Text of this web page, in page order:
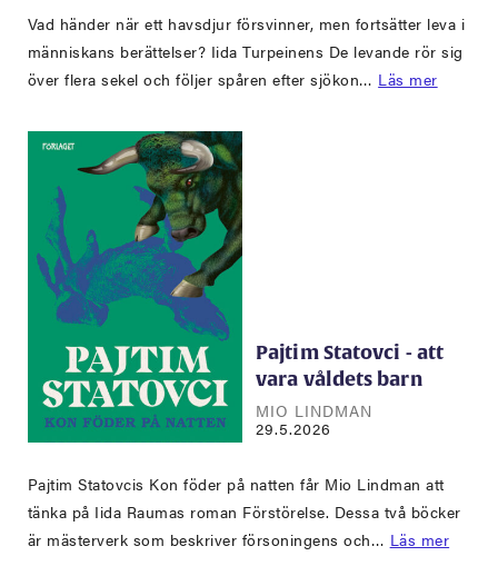
Vad händer när ett havsdjur försvinner, men fortsätter leva i
människans berättelser? Iida Turpeinens De levande rör sig
över flera sekel och följer spåren efter sjökon… Läs mer
Pajtim Statovci - att
vara våldets barn
MIO LINDMAN
29.5.2026
Pajtim Statovcis Kon föder på natten får Mio Lindman att
tänka på Iida Raumas roman Förstörelse. Dessa två böcker
är mästerverk som beskriver försoningens och… Läs mer